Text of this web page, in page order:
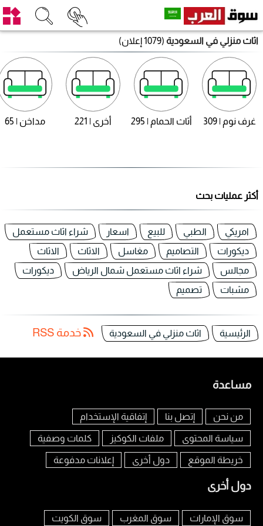
اثاث منزلي في السعودية (1079 إعلان)
غرف نوم | 309 أثاث الحمام | 295 أخرى | 221 مداخن | 65
أكثر عمليات بحث
امريكي الطبي للبيع اسعار
شراء اثاث مستعمل
ديكورات
التصاميم مغاسل الاثاث
الاثاث
مجالس
شراء اثاث مستعمل شمال الرياض
ديكورات
مشبات
تصميم
الرئيسية اثاث منزلي في السعودية خدمة RSS
مساعدة
من نحن إتصل بنا إتفاقية الإستخدام
سياسة المحتوى ملفات الكوكيز كلمات وصفية
خريطة الموقع دول أخرى إعلانات مدفوعة
دول أخرى
سوق الإمارات سوق المغرب سوق الكويت